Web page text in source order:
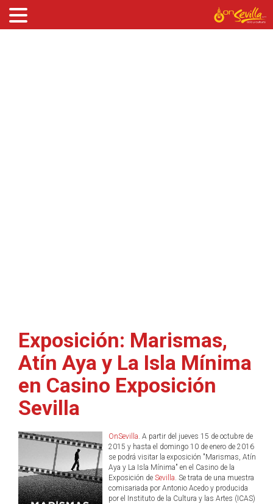
Exposición: Marismas,
Atín Aya y La Isla Mínima
en Casino Exposición
Sevilla
OnSevilla. A partir del jueves 15 de octubre de
2015 y hasta el domingo 10 de enero de 2016
se podrá visitar la exposición "Marismas, Atín
Aya y La Isla Mínima" en el Casino de la
Exposición de Sevilla. Se trata de una muestra
comisariada por Antonio Acedo y producida
por el Instituto de la Cultura y las Artes (ICAS)